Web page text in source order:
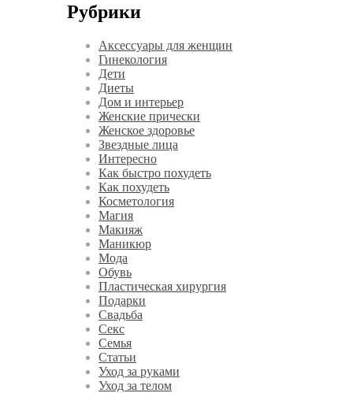
Рубрики
Аксессуары для женщин
Гинекология
Дети
Диеты
Дом и интерьер
Женские прически
Женское здоровье
Звездные лица
Интересно
Как быстро похудеть
Как похудеть
Косметология
Магия
Макияж
Маникюр
Мода
Обувь
Пластическая хирургия
Подарки
Свадьба
Секс
Семья
Статьи
Уход за руками
Уход за телом